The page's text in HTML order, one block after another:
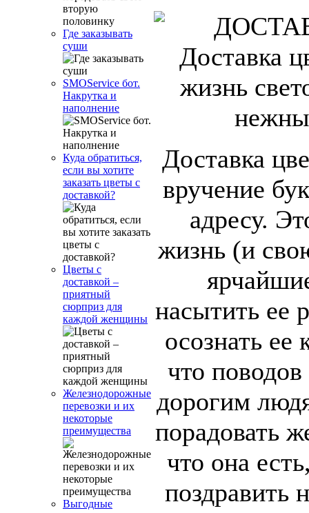
Где заказывать
суши
SMOService бот.
Накрутка и
наполнение
Куда обратиться,
если вы хотите
заказать цветы с
доставкой?
Цветы с
доставкой –
приятный
сюрприз для
каждой женщины
Железнодорожные
перевозки и их
некоторые
преимущества
Выгодные
Доставка
вручение
адресу.
жизнь (и
насытить ее
осознать ее
что
дорогим
порадовать
что она
поздравить